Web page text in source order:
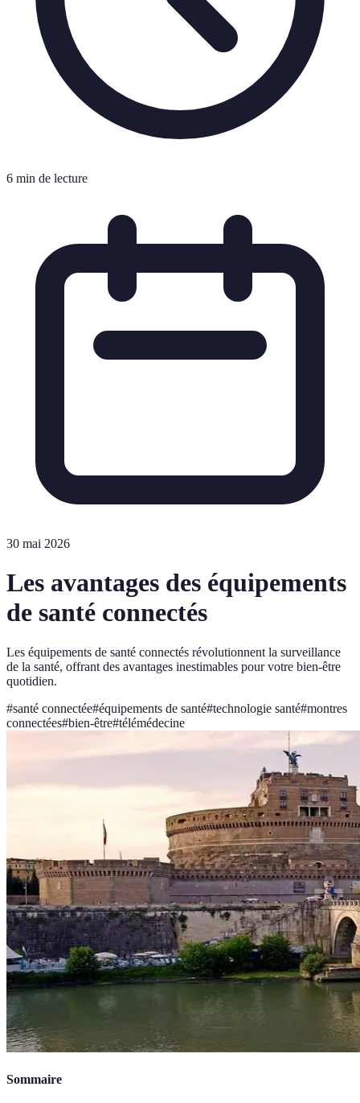
6 min de lecture
30 mai 2026
Les avantages des équipements
de santé connectés
Les équipements de santé connectés révolutionnent la surveillance
de la santé, offrant des avantages inestimables pour votre bien-être
quotidien.
#santé connectée#équipements de santé#technologie santé#montres
connectées#bien-être#télémédecine
Sommaire